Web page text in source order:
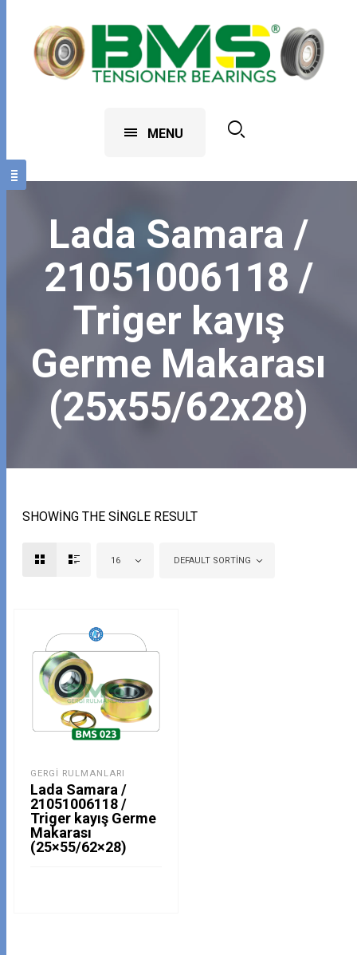
MENU
Lada Samara /
21051006118 /
Triger kayış
Germe Makarası
(25x55/62x28)
SHOWING THE SINGLE RESULT
16 DEFAULT SORTING
GERGI RULMANLARI
Lada Samara /
21051006118 /
Triger kayış Germe
Makarası
(25×55/62×28)